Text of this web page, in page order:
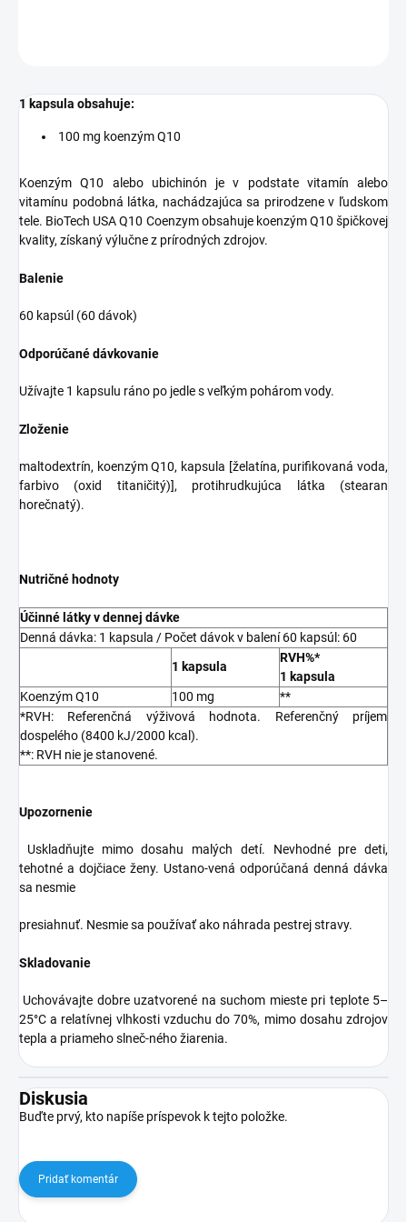
1 kapsula obsahuje:
100 mg koenzým Q10
Koenzým Q10 alebo ubichinón je v podstate vitamín alebo
vitamínu podobná látka, nachádzajúca sa prirodzene v ľudskom
tele. BioTech USA Q10 Coenzym obsahuje koenzým Q10 špičkovej
kvality, získaný výlučne z prírodných zdrojov.
Balenie
60 kapsúl (60 dávok)
Odporúčané dávkovanie
Užívajte 1 kapsulu ráno po jedle s veľkým pohárom vody.
Zloženie
maltodextrín, koenzým Q10, kapsula [želatína, purifikovaná voda,
farbivo (oxid titaničitý)], protihrudkujúca látka (stearan
horečnatý).
Nutričné hodnoty
Účinné látky v dennej dávke
Denná dávka: 1 kapsula / Počet dávok v balení 60 kapsúl: 60
1 kapsula
RVH%*
1 kapsula
Koenzým Q10
100 mg
**
*RVH: Referenčná výživová hodnota. Referenčný príjem
dospelého (8400 kJ/2000 kcal).
**: RVH nie je stanovené.
Upozornenie
Uskladňujte mimo dosahu malých detí. Nevhodné pre deti,
tehotné a dojčiace ženy. Ustano-vená odporúčaná denná dávka
sa nesmie
presiahnuť. Nesmie sa používať ako náhrada pestrej stravy.
Skladovanie
Uchovávajte dobre uzatvorené na suchom mieste pri teplote 5–
25°C a relatívnej vlhkosti vzduchu do 70%, mimo dosahu zdrojov
tepla a priameho slneč-ného žiarenia.
Diskusia
Buďte prvý, kto napíše príspevok k tejto položke.
Pridať komentár